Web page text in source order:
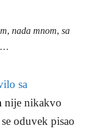
, nada mnom, sa
…
sa
nije nikakvo
oduvek pisao